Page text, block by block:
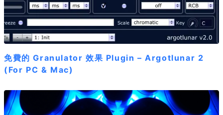
免費的 Granulator 效果 Plugin – Argotlunar 2
(For PC & Mac)